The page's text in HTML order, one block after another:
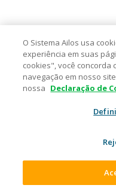
Add a header to begin
Destaques Ailos
Duplicata
no crédito
O Sistema Ailos usa
experiência em suas
cookies", você concorda
navegação em nosso
nossa Declaração de